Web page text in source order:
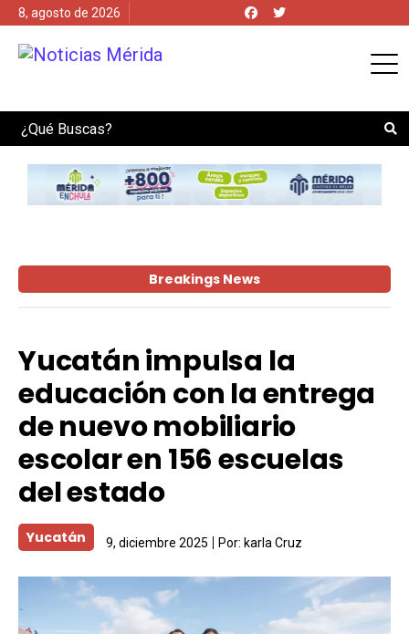
8, agosto de 2026
Search
Breakings News
Yucatán impulsa la
educación con la entrega
de nuevo mobiliario
escolar en 156 escuelas
del estado
Yucatán 9, diciembre 2025 Por: karla Cruz